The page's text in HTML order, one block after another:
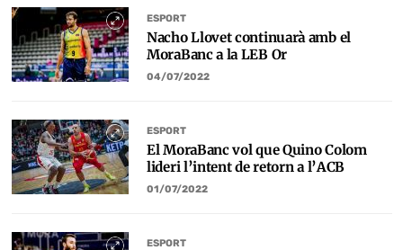
ESPORT
Nacho Llovet continuarà amb el
MoraBanc a la LEB Or
04/07/2022
ESPORT
El MoraBanc vol que Quino Colom
lideri l’intent de retorn a l’ACB
01/07/2022
ESPORT